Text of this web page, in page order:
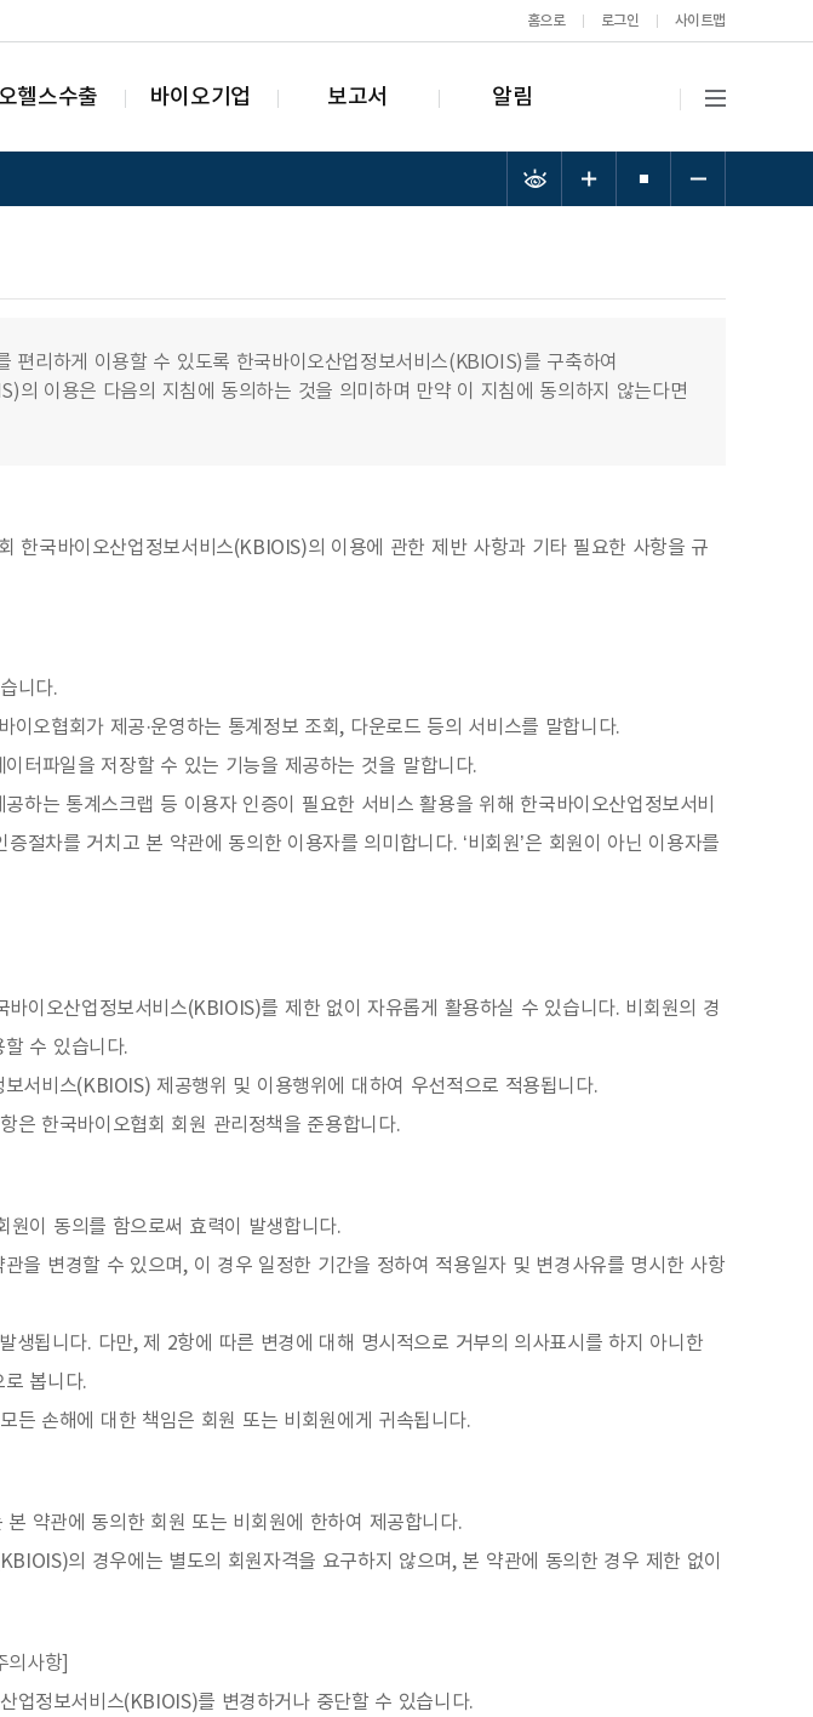
홈으로 로그인 사이트맵
헬스수출 바이오기업 보고서 알림
편리하게 이용할 수 있도록 한국바이오산업정보서비스(KBIOIS)를 구축하여
의 이용은 다음의 지침에 동의하는 것을 의미하며 만약 이 지침에 동의하지 않는다면
한국바이오산업정보서비스(KBIOIS)의 이용에 관한 제반 사항과 기타 필요한 사항을 규
니다.
이오협회가 제공·운영하는 통계정보 조회, 다운로드 등의 서비스를 말합니다.
터파일을 저장할 수 있는 기능을 제공하는 것을 말합니다.
하는 통계스크랩 등 이용자 인증이 필요한 서비스 활용을 위해 한국바이오산업정보서비
절차를 거치고 본 약관에 동의한 이용자를 의미합니다. ‘비회원’은 회원이 아닌 이용자를
이오산업정보서비스(KBIOIS)를 제한 없이 자유롭게 활용하실 수 있습니다. 비회원의 경
수 있습니다.
서비스(KBIOIS) 제공행위 및 이용행위에 대하여 우선적으로 적용됩니다.
은 한국바이오협회 회원 관리정책을 준용합니다.
이 동의를 함으로써 효력이 발생합니다.
을 변경할 수 있으며, 이 경우 일정한 기간을 정하여 적용일자 및 변경사유를 명시한 사항
생됩니다. 다만, 제 2항에 따른 변경에 대해 명시적으로 거부의 의사표시를 하지 아니한
봅니다.
든 손해에 대한 책임은 회원 또는 비회원에게 귀속됩니다.
약관에 동의한 회원 또는 비회원에 한하여 제공합니다.
의 경우에는 별도의 회원자격을 요구하지 않으며, 본 약관에 동의한 경우 제한 없이
사항]
업정보서비스(KBIOIS)를 변경하거나 중단할 수 있습니다.